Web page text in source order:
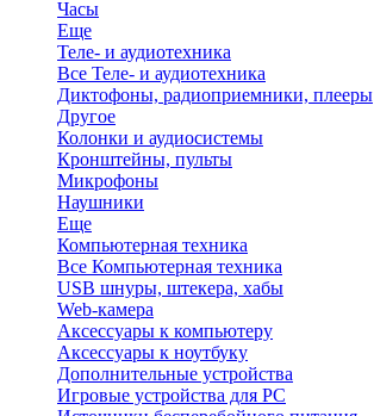
Часы
Еще
Теле- и аудиотехника
Все Теле- и аудиотехника
Диктофоны, радиоприемники, плееры
Другое
Колонки и аудиосистемы
Кронштейны, пульты
Микрофоны
Наушники
Еще
Компьютерная техника
Все Компьютерная техника
USB шнуры, штекера, хабы
Web-камера
Аксессуары к компьютеру
Аксессуары к ноутбуку
Дополнительные устройства
Игровые устройства для PC